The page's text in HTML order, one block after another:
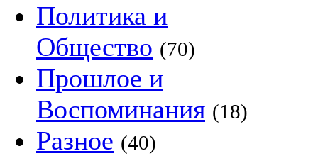
Политика и
Общество (70)
Прошлое и
Воспоминания (18)
Разное (40)